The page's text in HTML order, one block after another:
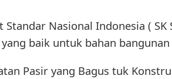
Standar Nasional Indonesia ( SK
baik untuk bahan
Pasir yang Bagus tuk